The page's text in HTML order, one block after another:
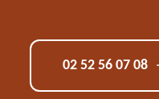
02 52 56 07 08